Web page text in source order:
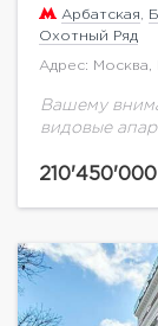
Арбатская
Охотный Ряд
Адрес: Москва,
Вашему
видовые
210'450'000